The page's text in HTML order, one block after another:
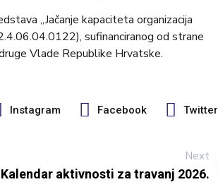
„Jačanje kapaciteta organizacija
sufinanciranog od strane
Vlade Republike Hrvatske.
Instagram Facebook Twitter
Next
Kalendar aktivnosti za travanj 2026.